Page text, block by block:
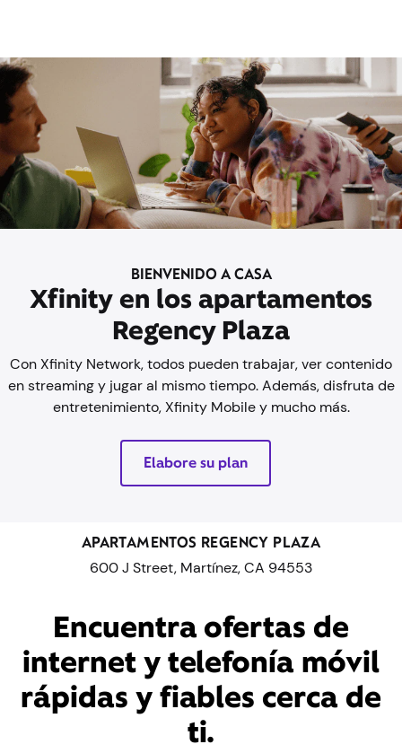
BIENVENIDO A CASA
Xfinity en los apartamentos
Regency Plaza
Con Xfinity Network, todos pueden trabajar, ver contenido
en streaming y jugar al mismo tiempo. Además, disfruta de
entretenimiento, Xfinity Mobile y mucho más.
Elabore su plan
APARTAMENTOS REGENCY PLAZA
600 J Street, Martínez, CA 94553
Encuentra ofertas de
internet y telefonía móvil
rápidas y fiables cerca de
ti.